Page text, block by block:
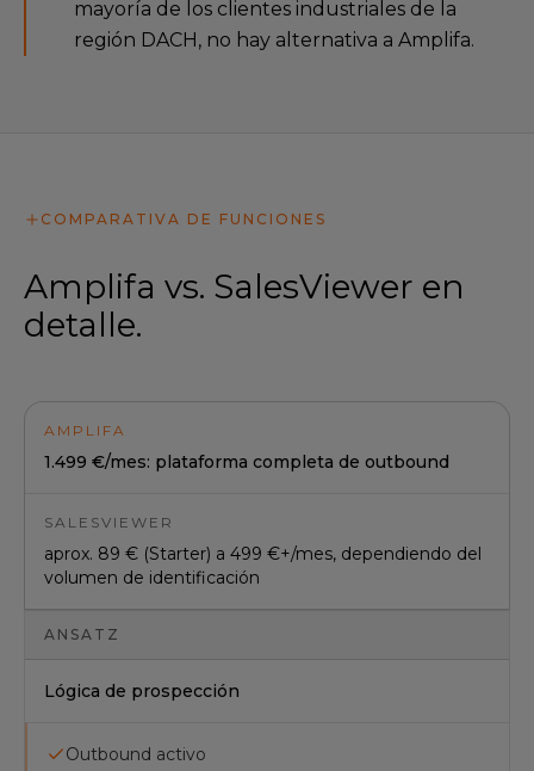
mayoría de los clientes industriales de la
región DACH, no hay alternativa a Amplifa.
COMPARATIVA DE FUNCIONES
Amplifa vs. SalesViewer en
detalle.
AMPLIFA
1.499 €/mes: plataforma completa de outbound
SALESVIEWER
aprox. 89 € (Starter) a 499 €+/mes, dependiendo del
volumen de identificación
ANSATZ
Lógica de prospección
Outbound activo